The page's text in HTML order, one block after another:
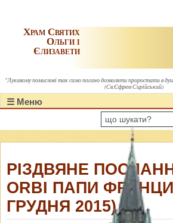
Храм Святих
Ольги і
Єлизавети
"Лукавому помислові так само погано дозволяти проростати в
(Св.Єфрем Сирійський)
РІЗДВЯНЕ
ORBI ПАПИ
ГРУДНЯ 2015)